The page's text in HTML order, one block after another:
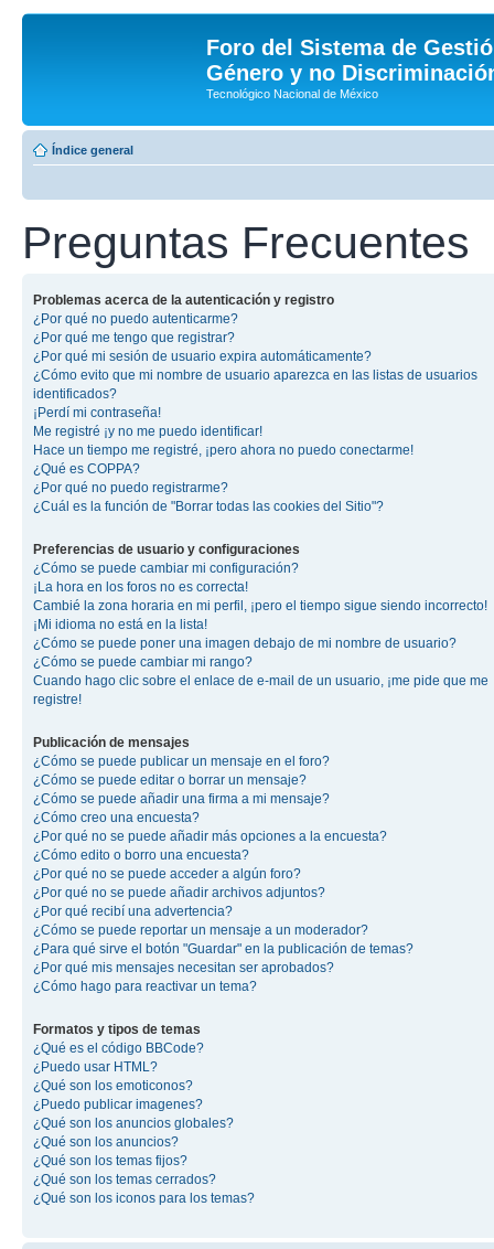
Foro del Sistema de
Género y no
Tecnológico Nacional de México
Índice general
Preguntas Frecuentes
Problemas acerca de la autenticación y registro
¿Por qué no puedo autenticarme?
¿Por qué me tengo que registrar?
¿Por qué mi sesión de usuario expira automáticamente?
¿Cómo evito que mi nombre de usuario aparezca en las listas de usuarios
identificados?
¡Perdí mi contraseña!
Me registré ¡y no me puedo identificar!
Hace un tiempo me registré, ¡pero ahora no puedo conectarme!
¿Qué es COPPA?
¿Por qué no puedo registrarme?
¿Cuál es la función de "Borrar todas las cookies del Sitio"?
Preferencias de usuario y configuraciones
¿Cómo se puede cambiar mi configuración?
¡La hora en los foros no es correcta!
Cambié la zona horaria en mi perfil, ¡pero el tiempo sigue siendo incorrecto!
¡Mi idioma no está en la lista!
¿Cómo se puede poner una imagen debajo de mi nombre de usuario?
¿Cómo se puede cambiar mi rango?
Cuando hago clic sobre el enlace de e-mail de un usuario, ¡me pide que me
registre!
Publicación de mensajes
¿Cómo se puede publicar un mensaje en el foro?
¿Cómo se puede editar o borrar un mensaje?
¿Cómo se puede añadir una firma a mi mensaje?
¿Cómo creo una encuesta?
¿Por qué no se puede añadir más opciones a la encuesta?
¿Cómo edito o borro una encuesta?
¿Por qué no se puede acceder a algún foro?
¿Por qué no se puede añadir archivos adjuntos?
¿Por qué recibí una advertencia?
¿Cómo se puede reportar un mensaje a un moderador?
¿Para qué sirve el botón "Guardar" en la publicación de temas?
¿Por qué mis mensajes necesitan ser aprobados?
¿Cómo hago para reactivar un tema?
Formatos y tipos de temas
¿Qué es el código BBCode?
¿Puedo usar HTML?
¿Qué son los emoticonos?
¿Puedo publicar imagenes?
¿Qué son los anuncios globales?
¿Qué son los anuncios?
¿Qué son los temas fijos?
¿Qué son los temas cerrados?
¿Qué son los iconos para los temas?